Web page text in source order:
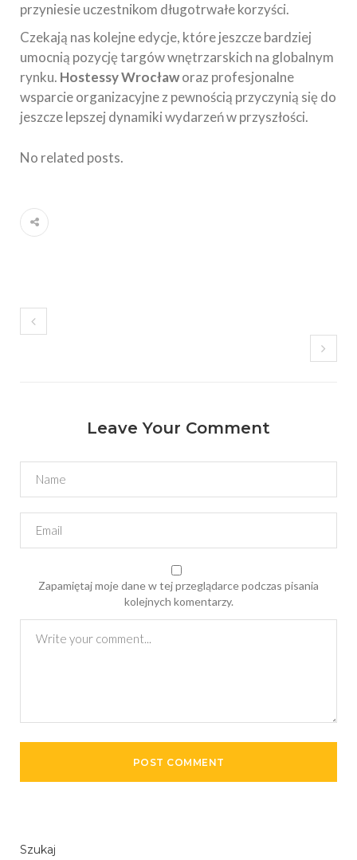
przyniesie uczestnikom długotrwałe korzyści.
Czekają nas kolejne edycje, które jeszcze bardziej
umocnią pozycję targów wnętrzarskich na globalnym
rynku. Hostessy Wrocławoraz profesjonalne
wsparcie organizacyjne z pewnością przyczynią się do
jeszcze lepszej dynamiki wydarzeń w przyszłości.
No related posts.
Leave Your Comment
Zapamiętaj moje dane w tej przeglądarce podczas pisania
kolejnych komentarzy.
Szukaj